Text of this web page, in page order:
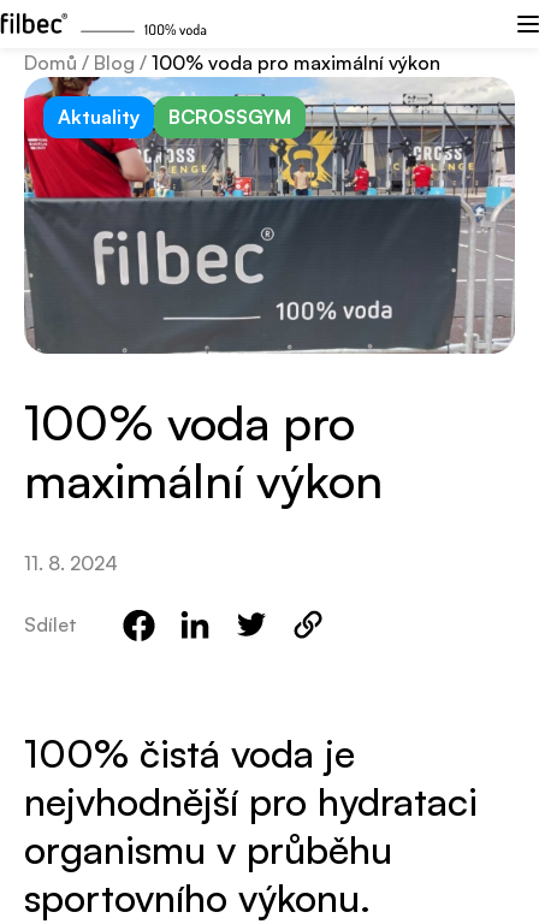
Domů / Blog / 100% voda pro maximální výkon
Aktuality BCROSSGYM
100% voda pro
maximální výkon
11. 8. 2024
Sdílet
100% čistá voda je
nejvhodnější pro hydrataci
organismu v průběhu
sportovního výkonu.